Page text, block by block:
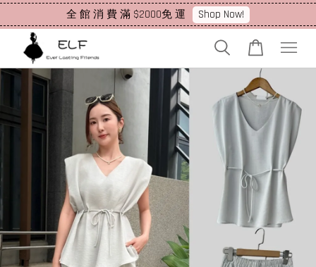
全 館 消 費 滿 $2000免 運 Shop Now!